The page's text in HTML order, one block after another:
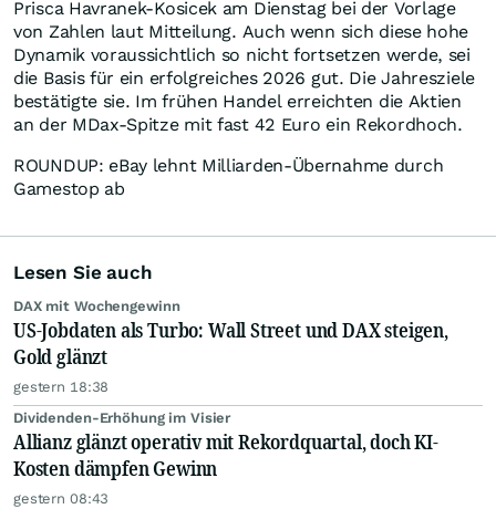
Prisca Havranek-Kosicek am Dienstag bei der Vorlage
von Zahlen laut Mitteilung. Auch wenn sich diese hohe
Dynamik voraussichtlich so nicht fortsetzen werde, sei
die Basis für ein erfolgreiches 2026 gut. Die Jahresziele
bestätigte sie. Im frühen Handel erreichten die Aktien
an der MDax-Spitze mit fast 42 Euro ein Rekordhoch.
ROUNDUP: eBay lehnt Milliarden-Übernahme durch
Gamestop ab
Lesen Sie auch
DAX mit Wochengewinn
US-Jobdaten als Turbo: Wall Street und DAX steigen,
Gold glänzt
gestern 18:38
Dividenden-Erhöhung im Visier
Allianz glänzt operativ mit Rekordquartal, doch KI-
Kosten dämpfen Gewinn
gestern 08:43